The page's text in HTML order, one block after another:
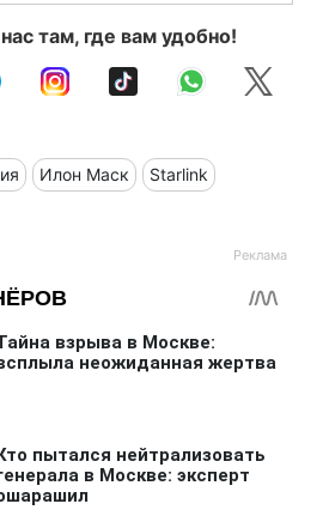
там, где вам удобно!
Илон Маск Starlink